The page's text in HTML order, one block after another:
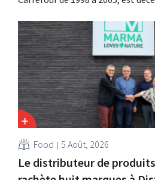
l'enseigne, mené à bien la fusion
racheté GB, alors leader du
Food 5 Août, 2026
Le distributeur de